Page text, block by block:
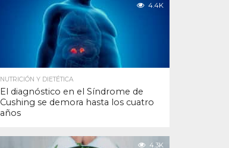
4.4K
NUTRICIÓN Y DIETÉTICA
El diagnóstico en el Síndrome de
Cushing se demora hasta los cuatro
años
4.3K